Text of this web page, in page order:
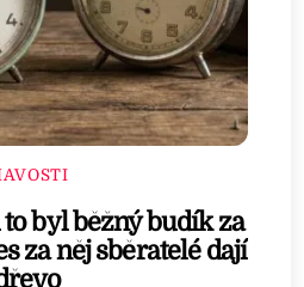
byl běžný budík za
za něj sběratelé dají